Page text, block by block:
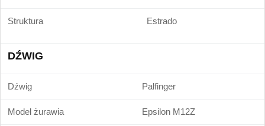
Struktura Estrado
DŹWIG
Dźwig Palfinger
Model żurawia Epsilon M12Z